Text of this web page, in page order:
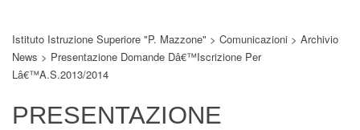
Potenziamoci
Digital Board
Istituto Istruzione Superiore "P. Mazzone" > Comunicazioni > Archivio
News > Presentazione Domande Dâ€™iscrizione Per
Lâ€™a.s.2013/2014
PRESENTAZIONE